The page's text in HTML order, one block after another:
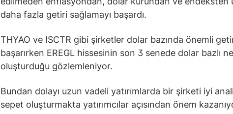
daha fazla getiri sağlamayı başardı.
THYAO ve ISCTR gibi şirketler dolar bazında önemli
başarırken EREGL hissesinin son 3 senede dolar bazlı
oluşturduğu gözlemleniyor.
Bundan dolayı uzun vadeli yatırımlarda bir şirketi iyi
sepet oluşturmakta yatırımcılar açısından önem